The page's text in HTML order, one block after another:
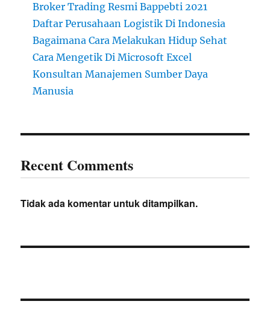
Broker Trading Resmi Bappebti 2021
Daftar Perusahaan Logistik Di Indonesia
Bagaimana Cara Melakukan Hidup Sehat
Cara Mengetik Di Microsoft Excel
Konsultan Manajemen Sumber Daya
Manusia
Recent Comments
Tidak ada komentar untuk ditampilkan.